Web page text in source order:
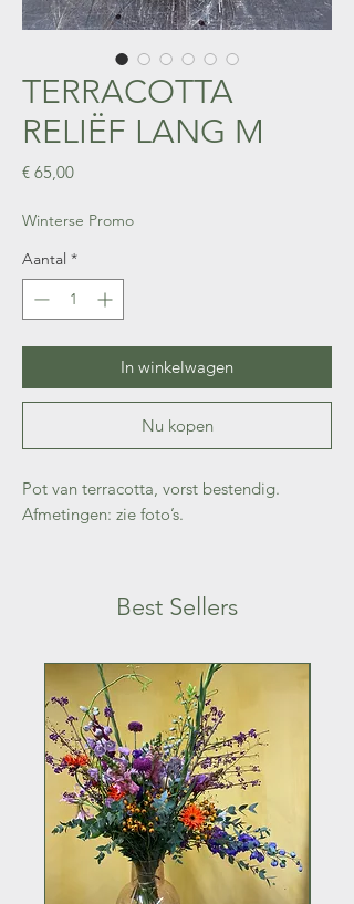
TERRACOTTA
RELIËF LANG M
€ 65,00Prijs
Winterse Promo
Aantal *
In winkelwagen
Nu kopen
Pot van terracotta, vorst bestendig.
Afmetingen: zie foto’s.
Best Sellers